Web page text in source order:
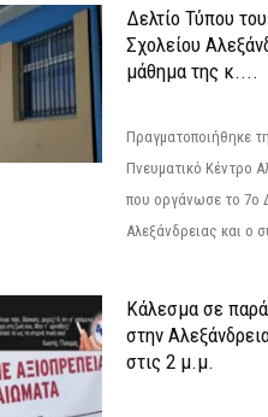
Δελτίο Τύπου
Σχολείου
μάθημα της κ....
Πραγματοποιήθηκε
Πνευματικό Κέντρο
που οργάνωσε το 7ο
Αλεξάνδρειας και ο
Κάλεσμα σε
στην
στις 2 μ.μ.